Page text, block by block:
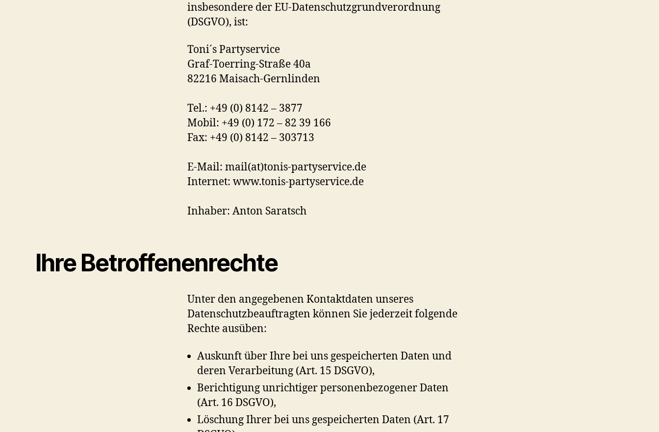
insbesondere der EU-Datenschutzgrundverordnung
(DSGVO), ist:
Toni´s Partyservice
Graf-Toerring-Straße 40a
82216 Maisach-Gernlinden
Tel.: +49 (0) 8142 – 3877
Mobil: +49 (0) 172 – 82 39 166
Fax: +49 (0) 8142 – 303713
E-Mail: mail(at)tonis-partyservice.de
Internet: www.tonis-partyservice.de
Inhaber: Anton Saratsch
Ihre Betroffenenrechte
Unter den angegebenen Kontaktdaten unseres
Datenschutzbeauftragten können Sie jederzeit folgende
Rechte ausüben:
Auskunft über Ihre bei uns gespeicherten Daten und
deren Verarbeitung (Art. 15 DSGVO),
Berichtigung unrichtiger personenbezogener Daten
(Art. 16 DSGVO),
Löschung Ihrer bei uns gespeicherten Daten (Art. 17